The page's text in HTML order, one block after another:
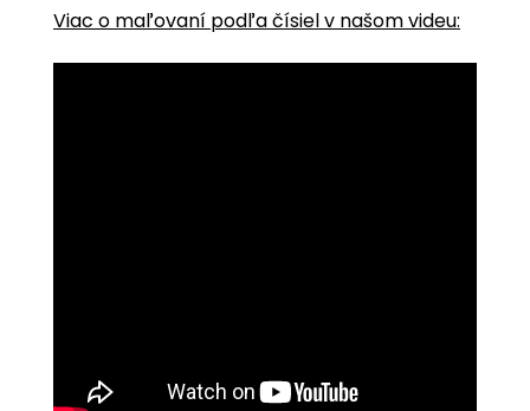
Viac o maľovaní podľa čísiel v našom videu: